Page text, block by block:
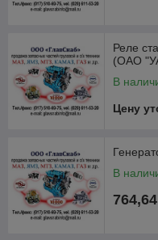
Реле
(ОАО
В
Цену
В
764,64